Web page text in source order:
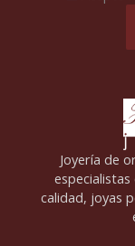
Joyería de
calidad, joyas